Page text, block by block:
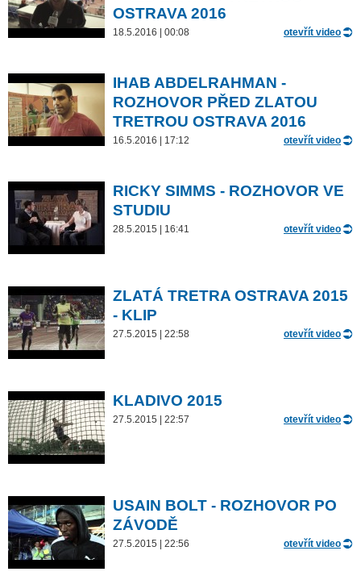
OSTRAVA 2016
18.5.2016 | 00:08 otevřít video
IHAB ABDELRAHMAN -
ROZHOVOR PŘED ZLATOU
TRETROU OSTRAVA 2016
16.5.2016 | 17:12 otevřít video
RICKY SIMMS - ROZHOVOR VE
STUDIU
28.5.2015 | 16:41 otevřít video
ZLATÁ TRETRA OSTRAVA 2015
- KLIP
27.5.2015 | 22:58 otevřít video
KLADIVO 2015
27.5.2015 | 22:57 otevřít video
USAIN BOLT - ROZHOVOR PO
ZÁVODĚ
27.5.2015 | 22:56 otevřít video